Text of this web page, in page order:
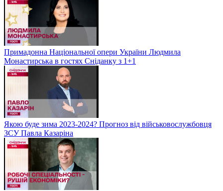
Примадонна Національної опери України Людмила
Монастирська в гостях Сніданку з 1+1
Якою буде зима 2023-2024? Прогноз від військовослужбовця
ЗСУ Павла Казаріна